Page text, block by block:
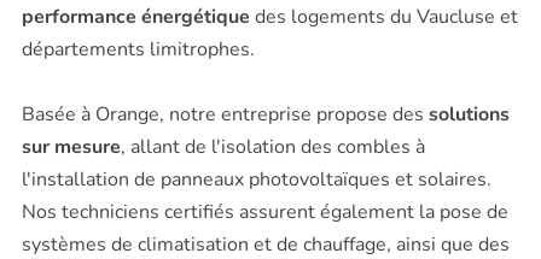
performance énergétique des logements du Vaucluse et
départements limitrophes.
Basée à Orange, notre entreprise propose des solutions
sur mesure, allant de l'isolation des combles à
l'installation de panneaux photovoltaïques et solaires.
Nos techniciens certifiés assurent également la pose de
systèmes de climatisation et de chauffage, ainsi que des